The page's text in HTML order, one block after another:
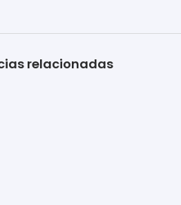
relacionadas